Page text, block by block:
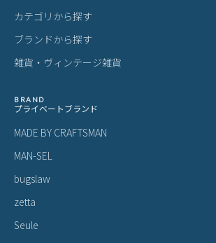
カテゴリから探す
ブランドから探す
雑貨・ヴィンテージ雑貨
BRAND
プライベートブランド
MADE BY CRAFTSMAN
MAN-SEL
bugslaw
zetta
Seule